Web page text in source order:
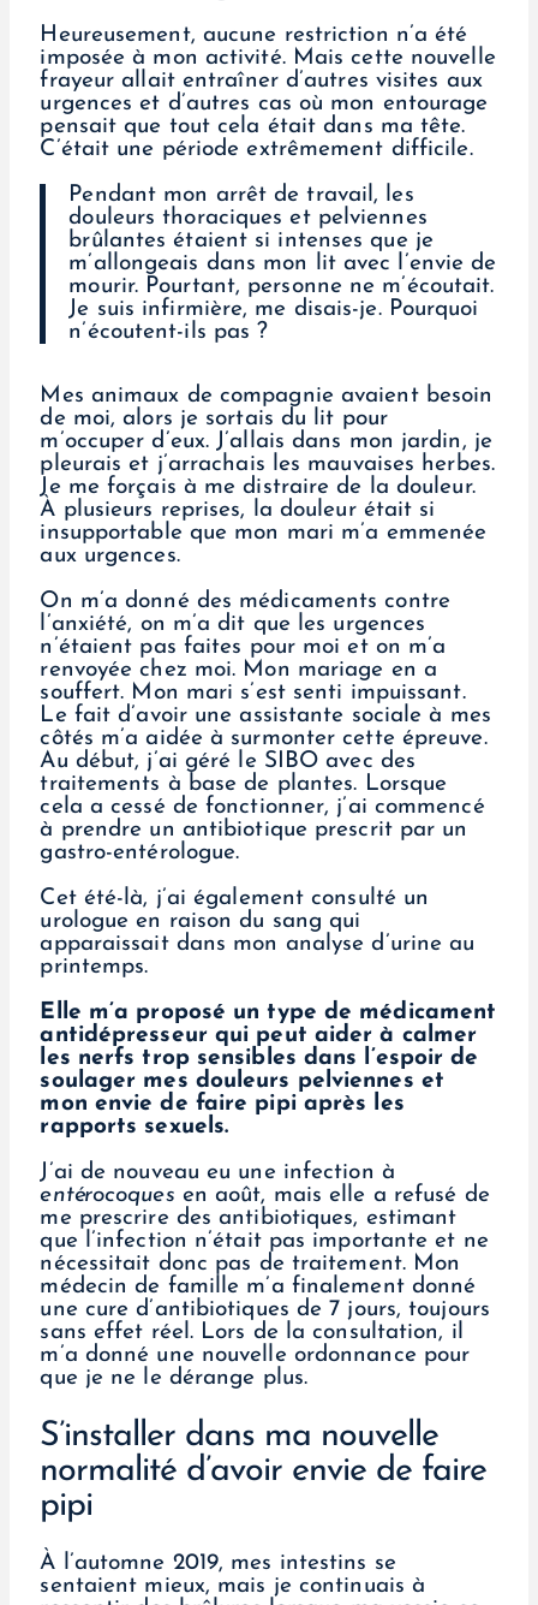
Heureusement, aucune restriction n’a été
imposée à mon activité. Mais cette nouvelle
frayeur allait entraîner d’autres visites aux
urgences et d’autres cas où mon entourage
pensait que tout cela était dans ma tête.
C’était une période extrêmement difficile.
Pendant mon arrêt de travail, les
douleurs thoraciques et pelviennes
brûlantes étaient si intenses que je
m’allongeais dans mon lit avec l’envie de
mourir. Pourtant, personne ne m’écoutait.
Je suis infirmière, me disais-je. Pourquoi
n’écoutent-ils pas ?
Mes animaux de compagnie avaient besoin
de moi, alors je sortais du lit pour
m’occuper d’eux. J’allais dans mon jardin, je
pleurais et j’arrachais les mauvaises herbes.
Je me forçais à me distraire de la douleur.
À plusieurs reprises, la douleur était si
insupportable que mon mari m’a emmenée
aux urgences.
On m’a donné des médicaments contre
l’anxiété, on m’a dit que les urgences
n’étaient pas faites pour moi et on m’a
renvoyée chez moi. Mon mariage en a
souffert. Mon mari s’est senti impuissant.
Le fait d’avoir une assistante sociale à mes
côtés m’a aidée à surmonter cette épreuve.
Au début, j’ai géré le SIBO avec des
traitements à base de plantes. Lorsque
cela a cessé de fonctionner, j’ai commencé
à prendre un antibiotique prescrit par un
gastro-entérologue.
Cet été-là, j’ai également consulté un
urologue en raison du sang qui
apparaissait dans mon analyse d’urine au
printemps.
Elle m’a proposé un type de médicament
antidépresseur qui peut aider à calmer
les nerfs trop sensibles dans l’espoir de
soulager mes douleurs pelviennes et
mon envie de faire pipi après les
rapports sexuels.
J’ai de nouveau eu une infection à
entérocoques en août, mais elle a refusé de
me prescrire des antibiotiques, estimant
que l’infection n’était pas importante et ne
nécessitait donc pas de traitement. Mon
médecin de famille m’a finalement donné
une cure d’antibiotiques de 7 jours, toujours
sans effet réel. Lors de la consultation, il
m’a donné une nouvelle ordonnance pour
que je ne le dérange plus.
S’installer dans ma nouvelle
normalité d’avoir envie de faire
pipi
À l’automne 2019, mes intestins se
sentaient mieux, mais je continuais à